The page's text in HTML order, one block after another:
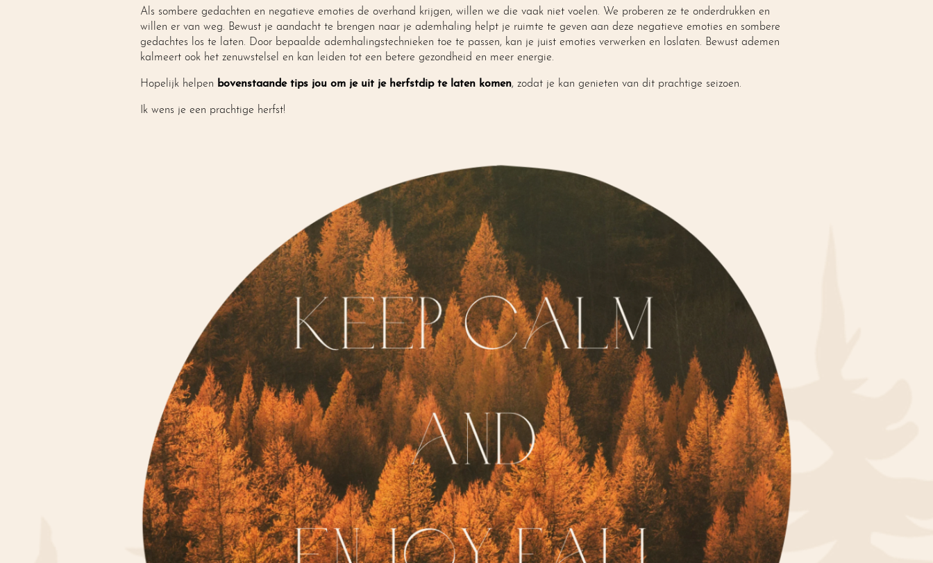
Als sombere gedachten en negatieve emoties de overhand krijgen, willen we die vaak niet voelen. We proberen ze te onderdrukken en
willen er van weg. Bewust je aandacht te brengen naar je ademhaling helpt je ruimte te geven aan deze negatieve emoties en sombere
gedachtes los te laten. Door bepaalde ademhalingstechnieken toe te passen, kan je juist emoties verwerken en loslaten. Bewust ademen
kalmeert ook het zenuwstelsel en kan leiden tot een betere gezondheid en meer energie.
Hopelijk helpen bovenstaande tips jou om je uit je herfstdip te laten komen, zodat je kan genieten van dit prachtige seizoen.
Ik wens je een prachtige herfst!